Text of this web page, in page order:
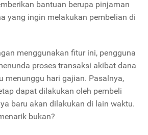
bantuan berupa pinjaman
yang ingin melakukan pembelian di
menggunakan fitur ini, pengguna
proses transaksi akibat dana
menunggu hari gajian. Pasalnya,
dapat dilakukan oleh pembeli
baru akan dilakukan di lain waktu.
bukan?